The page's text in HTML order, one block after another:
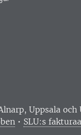
Uppsala och
• SLU:s